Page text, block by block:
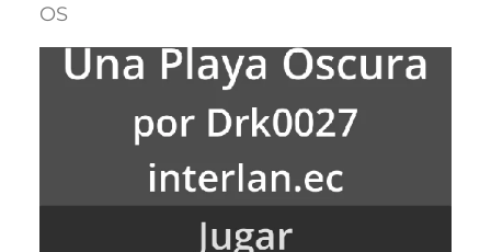
OS